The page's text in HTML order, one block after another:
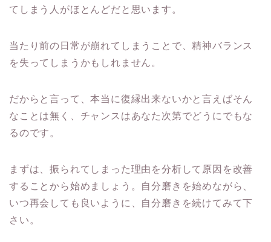
てしまう人がほと んどだと思います。
当たり前の日常が崩れてしまうことで、精神バランス
を失ってしまうかもしれません。
だからと言って、本当に復縁出来ないかと言えばそん
なことは無く、 チャンスはあなた次第でどうにでもな
るのです。
まずは、振られてしまった理由を分析して原因を改善
することから始めまし ょう。自分磨きを始めながら、
いつ再会しても良いように、 自分磨きを続けてみて下
さい。